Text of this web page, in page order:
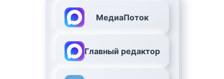
МедиаПоток
Главный редактор